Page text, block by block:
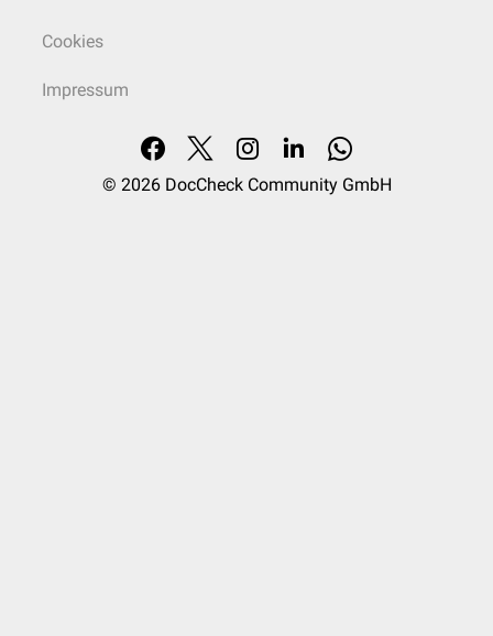
Cookies
Impressum
© 2026 DocCheck Community GmbH